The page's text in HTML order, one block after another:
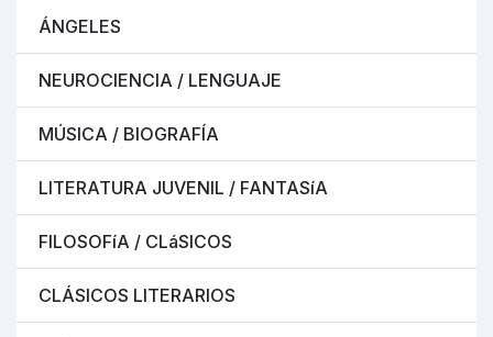
ÁNGELES
NEUROCIENCIA / LENGUAJE
MÚSICA / BIOGRAFÍA
LITERATURA JUVENIL / FANTASíA
FILOSOFíA / CLáSICOS
CLÁSICOS LITERARIOS